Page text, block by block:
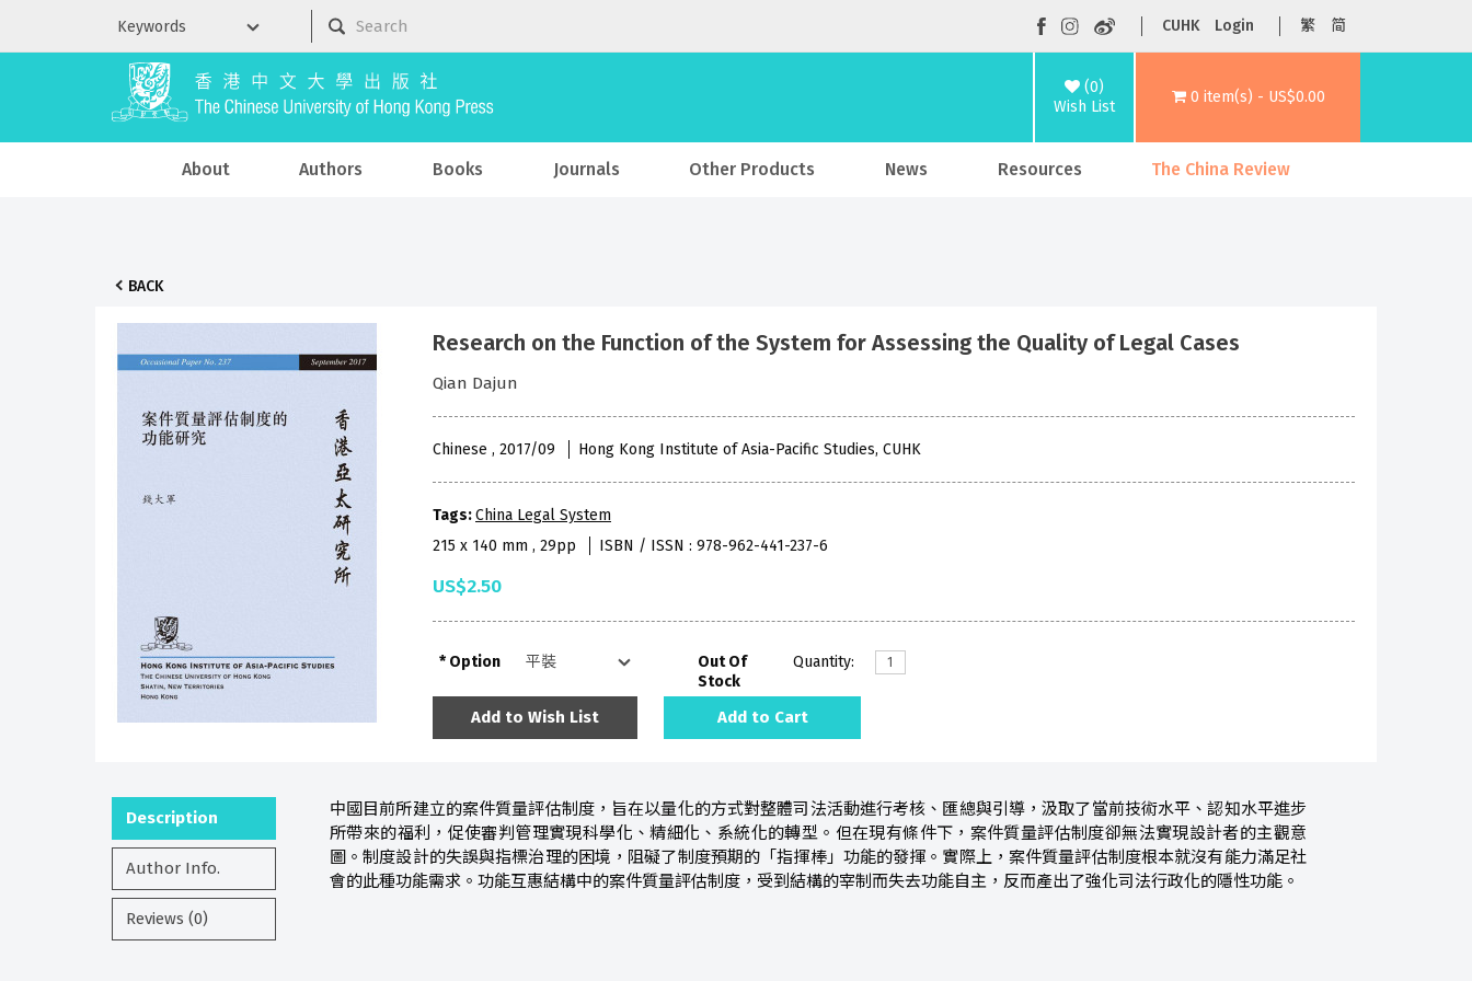
CUHK Login 繁 简
(0)
Wish List
0 item(s) - US$0.00
About Authors Books Journals Other Products News Resources The China Review
BACK
Research on the Function of the System for Assessing the Quality of Legal Cases
Qian Dajun
Chinese , 2017/09 Hong Kong Institute of Asia-Pacific Studies, CUHK
Tags:China Legal System
215 x 140 mm , 29pp
ISBN / ISSN : 978-962-441-237-6
US$2.50
Option
Out Of
Stock
Quantity:
Add to Wish List Add to Cart
Description
Author Info.
Reviews (0)
中國目前所建立的案件質量評估制度，旨在以量化的方式對整體司法活動進行考核、匯總與引導，汲取了當前技術水平、認知水平進步
所帶來的福利，促使審判管理實現科學化、精細化、系統化的轉型。但在現有條件下，案件質量評估制度卻無法實現設計者的主觀意
圖。制度設計的失誤與指標治理的困境，阻礙了制度預期的「指揮棒」功能的發揮。實際上，案件質量評估制度根本就沒有能力滿足社
會的此種功能需求。功能互惠結構中的案件質量評估制度，受到結構的宰制而失去功能自主，反而產出了強化司法行政化的隱性功能。